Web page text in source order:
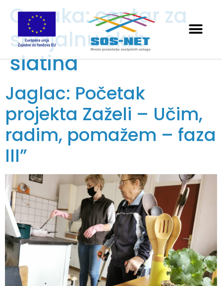
Oznaka:centar za
socijalnu skrb
slatina
Jaglac: Početak
projekta Zaželi – Učim,
radim, pomažem – faza
III”